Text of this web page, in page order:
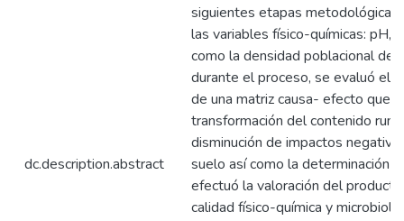
dc.description.abstract
siguientes etapas
las variables físico-químicas: pH,
como la densidad poblacional de
durante el proceso, se evaluó el
de una matriz causa- efecto que
transformación del contenido
disminución de impactos
suelo así como la determinación
efectuó la valoración del
calidad físico-química y